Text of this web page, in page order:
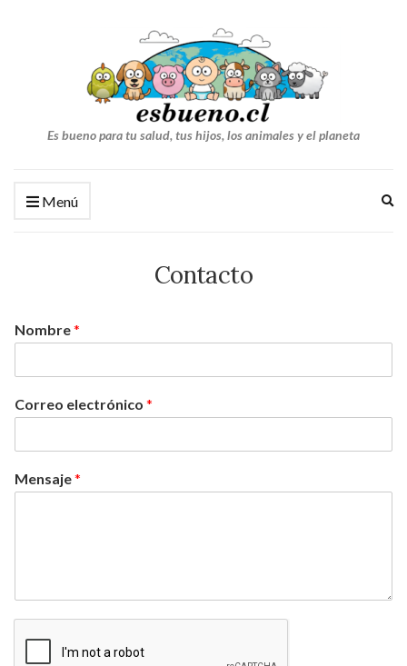
Es bueno para tu salud, tus hijos, los animales y el planeta
Menú
Contacto
Nombre*
Correo electrónico *
Mensaje*